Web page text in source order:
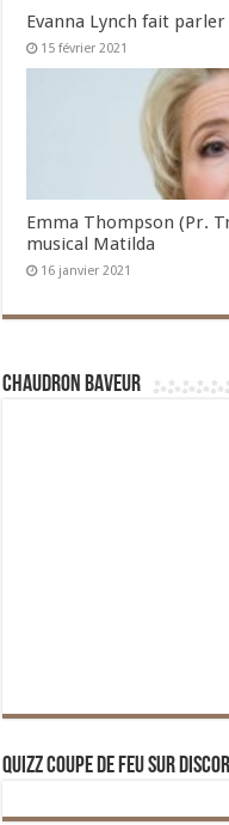
Evanna Lynch fait parler
15 février 2021
Emma Thompson (Pr.
musical Matilda
16 janvier 2021
Chaudron Baveur
Quizz Coupe de Feu sur